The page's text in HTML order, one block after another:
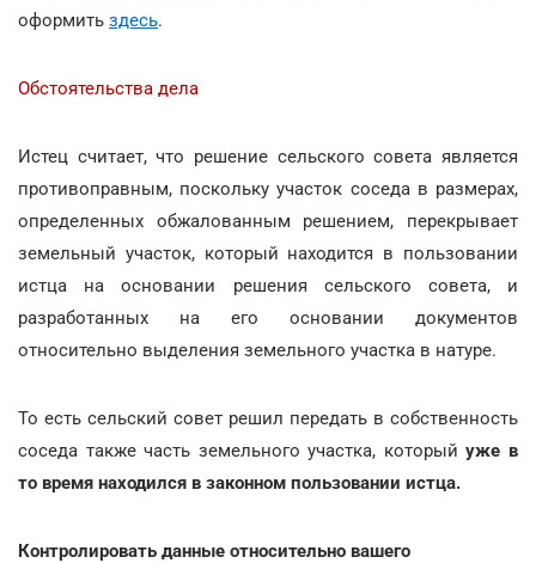
оформить здесь.
Обстоятельства дела
Истец считает, что решение сельского совета является
противоправным, поскольку участок соседа в размерах,
определенных обжалованным решением, перекрывает
земельный участок, который находится в пользовании
истца на основании решения сельского совета, и
разработанных на его основании документов
относительно выделения земельного участка в натуре.
То есть сельский совет решил передать в собственность
соседа также часть земельного участка, которыйуже в
то время находился в законном пользовании истца.
Контролировать данные относительно вашего